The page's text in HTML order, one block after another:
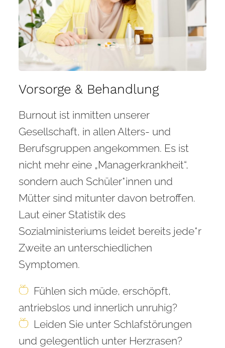
Vorsorge & Behandlung
Burnout ist inmitten unserer
Gesellschaft, in allen Alters- und
Berufsgruppen angekommen. Es ist
nicht mehr eine „Managerkrankheit“,
sondern auch Schüler*innen und
Mütter sind mitunter davon betroffen.
Laut einer Statistik des
Sozialministeriums leidet bereits jede*r
Zweite an unterschiedlichen
Symptomen.
Fühlen sich müde, erschöpft,
antriebslos und innerlich unruhig?
Leiden Sie unter Schlafstörungen
und gelegentlich unter Herzrasen?